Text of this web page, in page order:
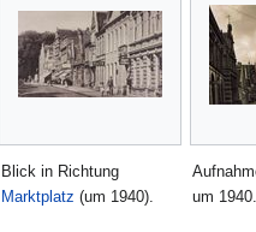
Blick in Richtung
Marktplatz (um 1940).
um 1940.